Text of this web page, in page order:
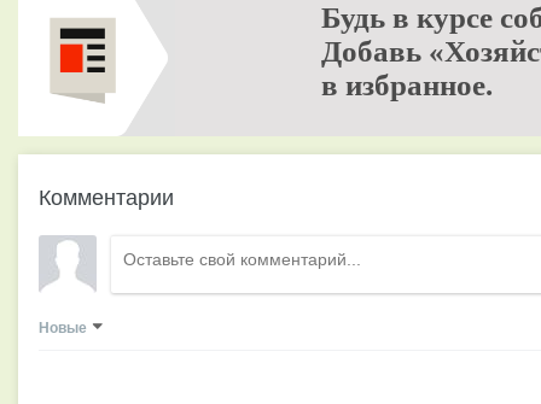
Будь в курсе
Добавь
в избранное.
Комментарии
Новые